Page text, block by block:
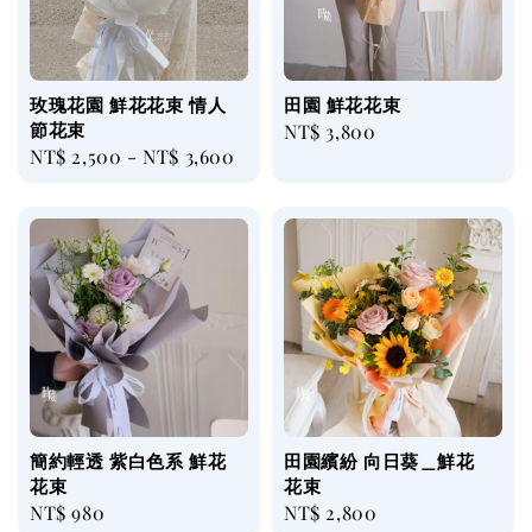
玫瑰花園 鮮花花束 情人
節花束
Regular
NT$ 2,500 -NT$ 3,600
田園 鮮花花束
Regular
NT$ 3,800
簡約輕透 紫白色系 鮮花
花束
Regular
NT$ 980
田園繽紛 向日葵＿鮮花
花束
Regular
NT$ 2,800